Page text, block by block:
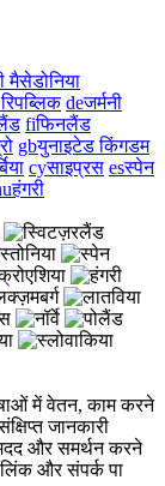
मैसेडोनिया
deजर्मनी
fiफिनलैंड
gbयुनाइटेड किंगडम
cyसाइप्रस esस्पेन
हंगरी
में वेतन, काम करने
जानकारी
और समर्थन करने
लिंक और संपर्क पा